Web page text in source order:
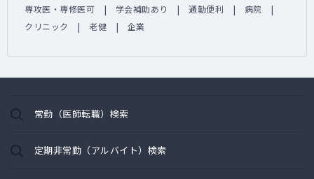
専攻医・専修医可
学会補助あり 通勤便利
病院
クリニック
老健 企業
常勤（医師転職）検索
定期非常勤（アルバイト）検索